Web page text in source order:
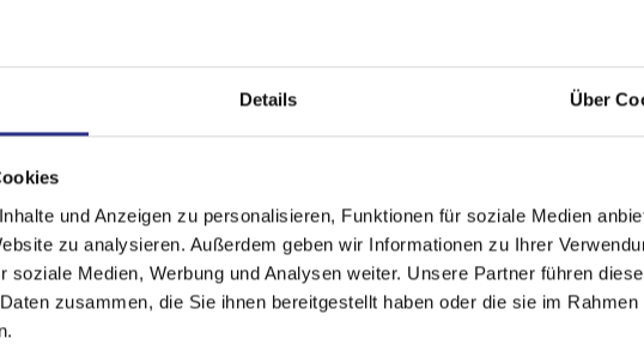
Details Über
und Anzeigen zu personalisieren, Funktionen für soziale Medien
zu analysieren. Außerdem geben wir Informationen zu Ihrer
soziale Medien, Werbung und Analysen weiter. Unsere Partner führen
zusammen, die Sie ihnen bereitgestellt haben oder die sie im
Laibung, Pfosten-Riegel-Fassade, Wintergarten, Neubau,